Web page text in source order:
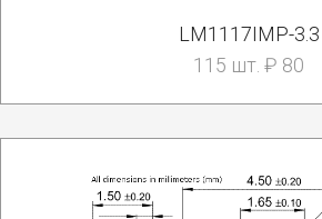
LM1117IMP-3.3
115 шт. ₽ 80